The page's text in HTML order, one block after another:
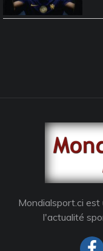
Mondialsport.ci
l'actualité